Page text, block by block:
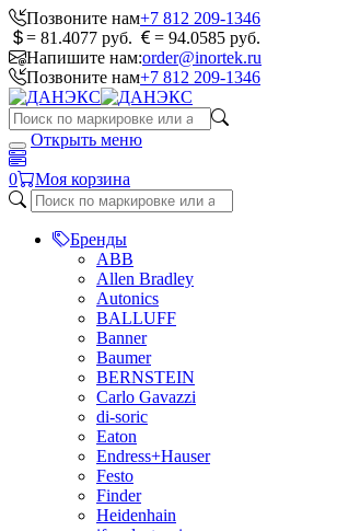
Позвоните нам+7 812 209-1346
= 81.4077 руб.
= 94.0585 руб.
Напишите нам:order@inortek.ru
Позвоните нам+7 812 209-1346
Открыть меню
0 Моя корзина
Бренды
ABB
Allen Bradley
Autonics
BALLUFF
Banner
Baumer
BERNSTEIN
Carlo Gavazzi
di-soric
Eaton
Endress+Hauser
Festo
Finder
Heidenhain